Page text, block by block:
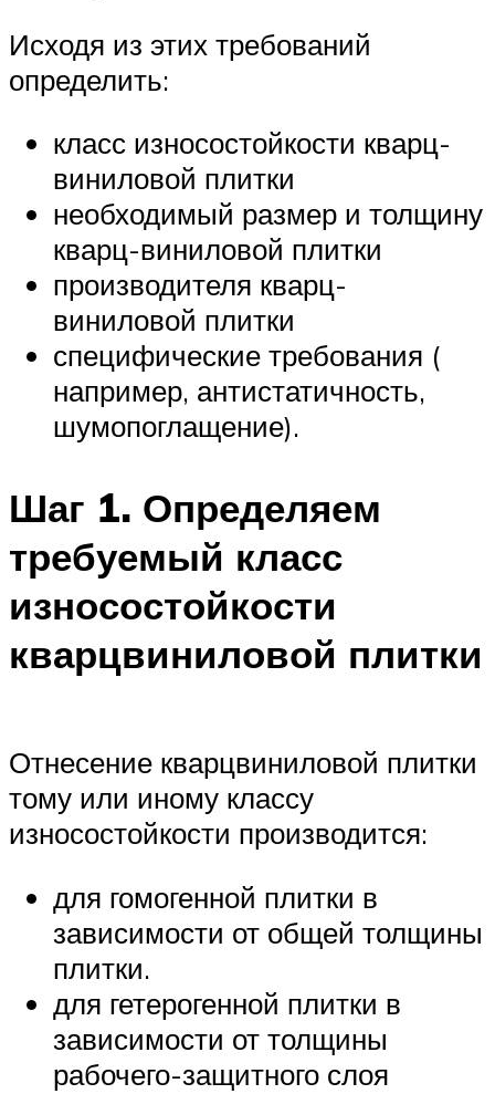
Исходя из этих требований
определить:
класс износостойкости кварц-
виниловой плитки
необходимый размер и толщину
кварц-виниловой плитки
производителя кварц-
виниловой плитки
специфические требования (
например, антистатичность,
шумопоглащение).
Шаг 1. Определяем
требуемый класс
износостойкости
кварцвиниловой плитки
Отнесение кварцвиниловой плитки
тому или иному классу
износостойкости производится:
для гомогенной плитки в
зависимости от общей толщины
плитки.
для гетерогенной плитки в
зависимости от толщины
рабочего-защитного слоя